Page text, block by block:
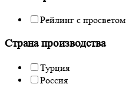
Рейлинг с просветом
Страна производства
Турция
Россия